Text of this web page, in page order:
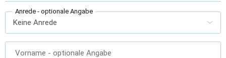
Anrede - optionale Angabe
Vorname - optionale Angabe